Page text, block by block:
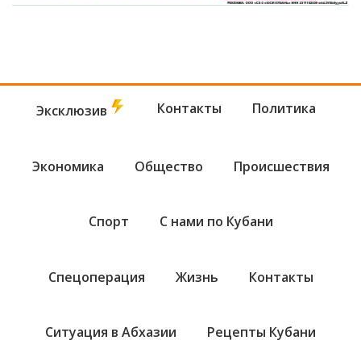
Эксклюзив Контакты Политика
Экономика Общество Происшествия
Спорт С нами по Кубани
Спецоперация Жизнь Контакты
Ситуация в Абхазии Рецепты Кубани